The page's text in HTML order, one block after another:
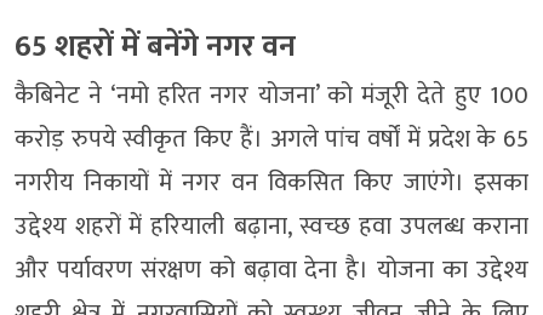
65 शहरों में बनेंगे नगर वन
कैबिनेट ने ‘नमो हरित नगर योजना’ को मंजूरी देते हुए 100
करोड़ रुपये स्वीकृत किए हैं। अगले पांच वर्षों में प्रदेश के 65
नगरीय निकायों में नगर वन विकसित किए जाएंगे। इसका
उद्देश्य शहरों में हरियाली बढ़ाना, स्वच्छ हवा उपलब्ध कराना
और पर्यावरण संरक्षण को बढ़ावा देना है। योजना का उद्देश्य